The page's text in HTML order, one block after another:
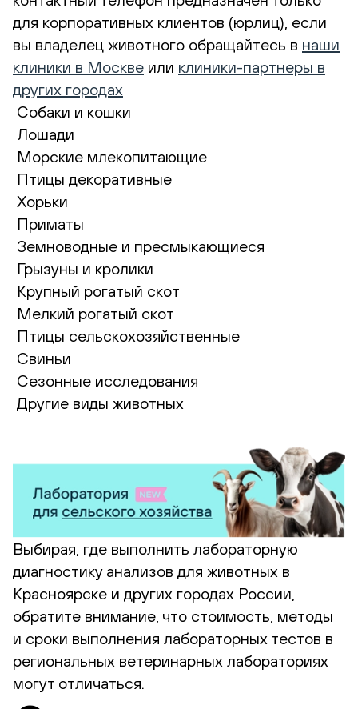
для корпоративных клиентов (юрлиц), если
вы владелец животного обращайтесь в наши
клиники в Москве или клиники-партнеры в
других городах
Собаки и кошки
Лошади
Морские млекопитающие
Птицы декоративные
Хорьки
Приматы
Земноводные и пресмыкающиеся
Грызуны и кролики
Крупный рогатый скот
Мелкий рогатый скот
Птицы сельскохозяйственные
Свиньи
Сезонные исследования
Другие виды животных
Выбирая, где выполнить лабораторную
диагностику анализов для животных в
Красноярске и других городах России,
обратите внимание, что стоимость, методы
и сроки выполнения лабораторных тестов в
региональных ветеринарных лабораториях
могут отличаться.